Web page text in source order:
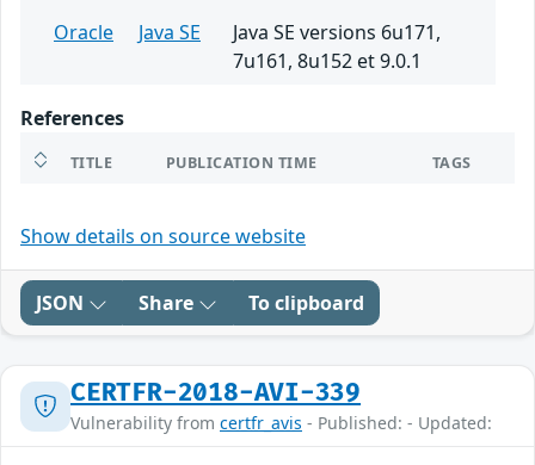
Oracle
Java SE
Java SE versions 6u171,
7u161, 8u152 et 9.0.1
References
TITLE PUBLICATION TIME TAGS
Show details on source website
JSON Share To clipboard
CERTFR-2018-AVI-339
Vulnerability from certfr_avis - Published: - Updated: